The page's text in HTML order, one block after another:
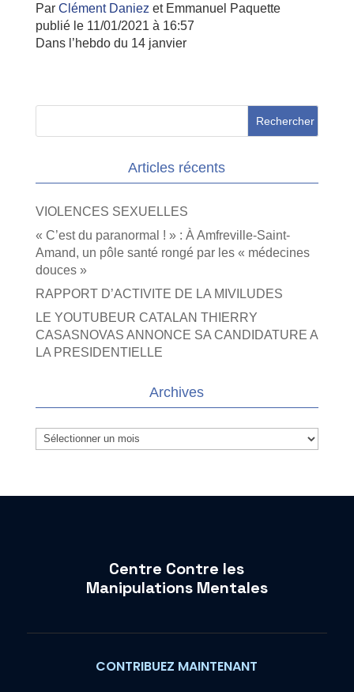
Par Clément Daniez et Emmanuel Paquette
publié le 11/01/2021 à 16:57
Dans l’hebdo du 14 janvier
Articles récents
VIOLENCES SEXUELLES
« C’est du paranormal ! » : À Amfreville-Saint-
Amand, un pôle santé rongé par les « médecines
douces »
RAPPORT D’ACTIVITE DE LA MIVILUDES
LE YOUTUBEUR CATALAN THIERRY
CASASNOVAS ANNONCE SA CANDIDATURE A
LA PRESIDENTIELLE
Archives
Archives
Centre Contre les
Manipulations Mentales
CONTRIBUEZ MAINTENANT